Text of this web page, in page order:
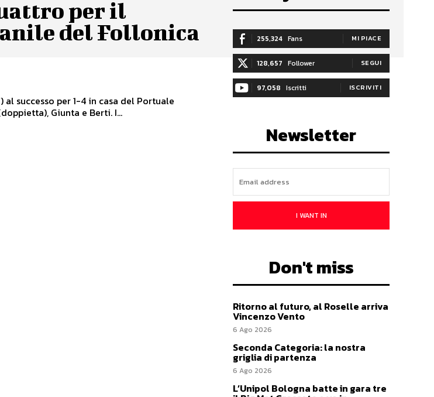
per il
del Follonica
successo per 1-4 in casa del Portuale
Giunta e Berti. I...
255,324 Fans MI PIACE
128,657 Follower SEGUI
97,058 Iscritti ISCRIVITI
Newsletter
I WANT IN
Don't miss
Ritorno al futuro, al Roselle arriva
Vincenzo Vento
6 Ago 2026
Seconda Categoria: la nostra
griglia di partenza
6 Ago 2026
L’Unipol Bologna batte in gara tre